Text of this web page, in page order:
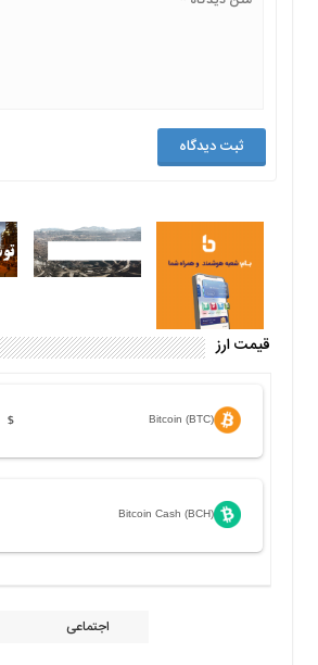
قیمت ارز
Bitcoin (BTC)
$
Bitcoin Cash (BCH)
اجتماعی